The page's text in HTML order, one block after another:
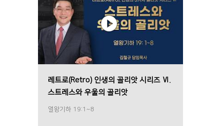
레트로(Retro) 인생의 골리앗 시리즈 Ⅵ.
스트레스와 우울의 골리앗
열왕기하 19:1~8